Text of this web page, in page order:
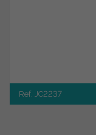
Ref. JC2237